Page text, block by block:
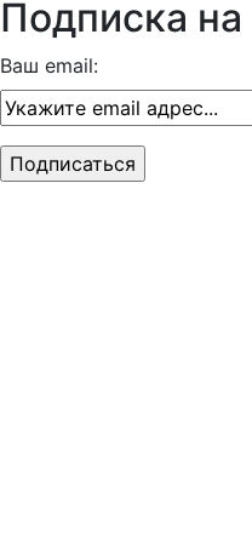
Подписка на
Ваш email: